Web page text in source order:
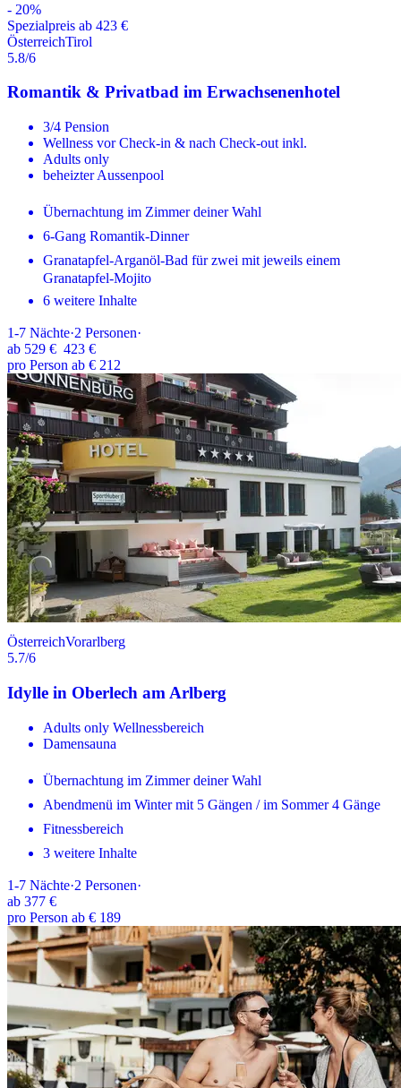
- 20%
Spezialpreis ab 423 €
ÖsterreichTirol
5.8/6
Romantik & Privatbad im Erwachsenenhotel
3/4 Pension
Wellness vor Check-in & nach Check-out inkl.
Adults only
beheizter Aussenpool
Übernachtung im Zimmer deiner Wahl
6-Gang Romantik-Dinner
Granatapfel-Arganöl-Bad für zwei mit jeweils einem
Granatapfel-Mojito
6 weitere Inhalte
1-7 Nächte·2 Personen·
ab 529 € 423 €
pro Person ab € 212
ÖsterreichVorarlberg
5.7/6
Idylle in Oberlech am Arlberg
Adults only Wellnessbereich
Damensauna
Übernachtung im Zimmer deiner Wahl
Abendmenü im Winter mit 5 Gängen / im Sommer 4 Gänge
Fitnessbereich
3 weitere Inhalte
1-7 Nächte·2 Personen·
ab 377 €
pro Person ab € 189